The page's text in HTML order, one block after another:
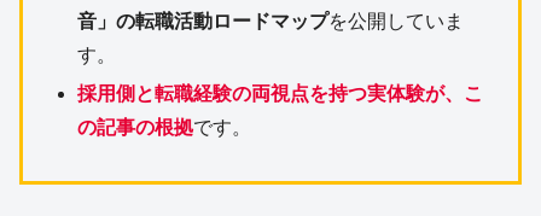
音」の転職活動ロードマップを公開していま
す。
採用側と転職経験の両視点を持つ実体験が、こ
の記事の根拠です。